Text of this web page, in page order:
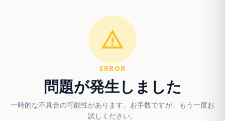
ERROR
問題が発生しました
一時的な不具合の可能性があります。お手数ですが、もう一度お
試しください。